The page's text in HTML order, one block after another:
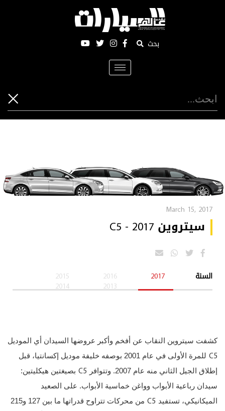
بحث
Toggle
navigation
March 15, 2017
سيتروين C5 - 2017
السنة 2017
2016
2015
2013
2014
كشفت سيتروين النقاب عن أفخم وأكبر عروضها السيدان أي الموديل
C5
للمرة الأولى في عام 2001 بوصفه خليفة موديل إكسانتيا، قبل
إطلاق الجيل الثاني منه عام 2007. وتتوافر
C5
بصيغتين هيكليتين:
سيدان رباعية الأبواب وواغن خماسية الأبواب. على الصعيد
الميكانيكي، تستفيد
من محركات تتراوح قدراتها ما بين 127 و215